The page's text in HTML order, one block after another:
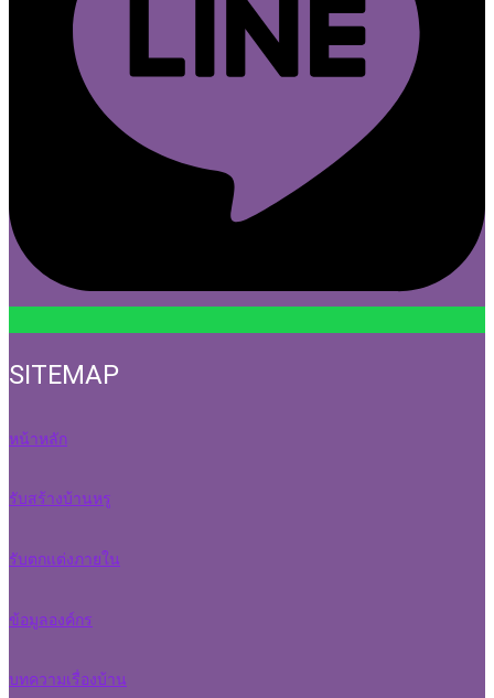
SITEMAP
หน้าหลัก
รับสร้างบ้านหรู
รับตกแต่งภายใน
ข้อมูลองค์กร
บทความเรื่องบ้าน